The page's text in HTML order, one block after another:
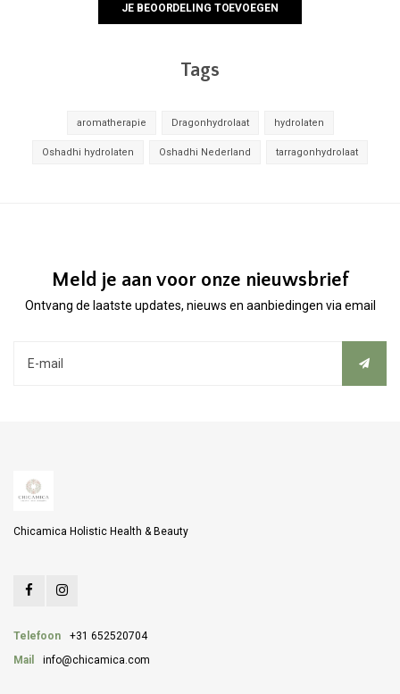
JE BEOORDELING TOEVOEGEN
Tags
aromatherapie Dragonhydrolaat hydrolaten
Oshadhi hydrolaten Oshadhi Nederland tarragonhydrolaat
Meld je aan voor onze nieuwsbrief
Ontvang de laatste updates, nieuws en aanbiedingen via email
Chicamica Holistic Health & Beauty
Telefoon
+31 652520704
Mail
info@chicamica.com